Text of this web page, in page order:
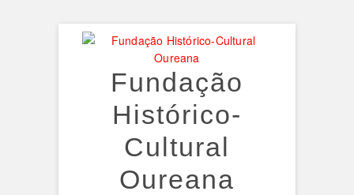
Fundação
Histórico-
Cultural
Oureana